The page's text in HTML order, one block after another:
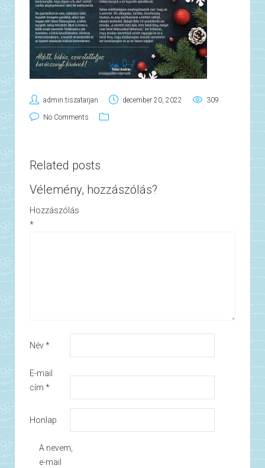
admin.tiszatarjan december 20, 2022 309
No Comments
Related posts
Vélemény, hozzászólás?
Hozzászólás
*
Név*
E-mail
cím *
Honlap
A nevem,
e-mail